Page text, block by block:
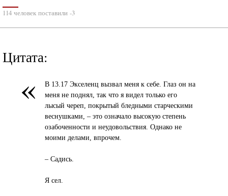
114 человек поставили -3
Цитата:
«
В 13.17 Экселенц вызвал меня к себе. Глаз он на
меня не поднял, так что я видел только его
лысый череп, покрытый бледными старческими
веснушками, – это означало высокую степень
озабоченности и неудовольствия. Однако не
моими делами, впрочем.
– Садись.
Я сел.